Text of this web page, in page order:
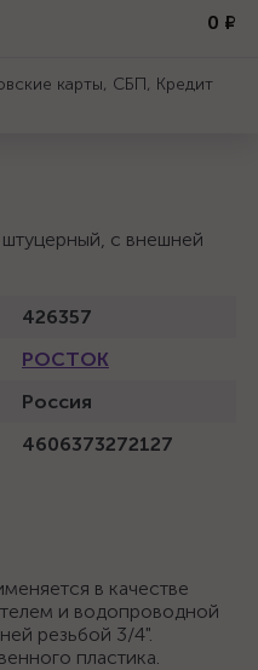
0 ₽
карты, СБП, Кредит
с внешней
426357
РОСТОК
Россия
4606373272127
в качестве
и водопроводной
резьбой 3/4".
пластика.